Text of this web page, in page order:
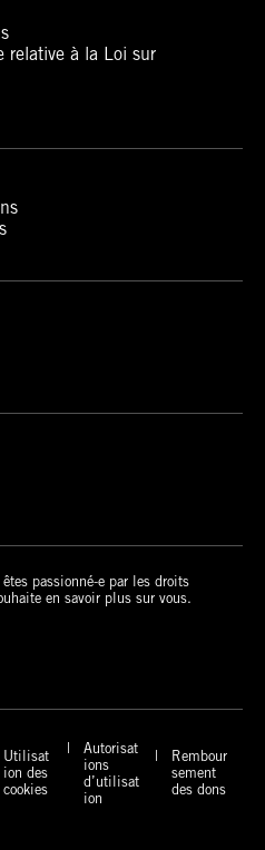
relative à la Loi sur
passionné-e par les droits
en savoir plus sur vous.
Utilisat
ion des
cookies
Autorisat
ions
d’utilisat
ion
Rembour
sement
des dons